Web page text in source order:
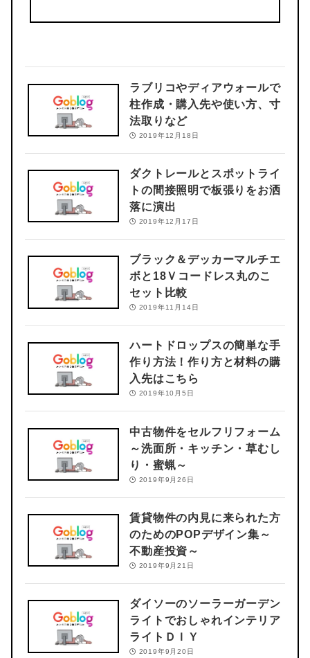
ラブリコやディアウォールで
柱作成・購入先や使い方、寸
法取りなど
2019年12月18日
ダクトレールとスポットライ
トの間接照明で板張りをお洒
落に演出
2019年12月17日
ブラック＆デッカーマルチエ
ボと18Ｖコードレス丸のこ
セット比較
2019年11月14日
ハートドロップスの簡単な手
作り方法！作り方と材料の購
入先はこちら
2019年10月5日
中古物件をセルフリフォーム
～洗面所・キッチン・草むし
り・蜜蝋～
2019年9月26日
賃貸物件の内見に来られた方
のためのPOPデザイン集～
不動産投資～
2019年9月21日
ダイソーのソーラーガーデン
ライトでおしゃれインテリア
ライトＤＩＹ
2019年9月20日